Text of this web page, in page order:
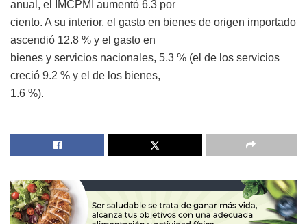
anual, el IMCPMI aumentó 6.3 por
ciento. A su interior, el gasto en bienes de origen importado
ascendió 12.8 % y el gasto en
bienes y servicios nacionales, 5.3 % (el de los servicios
creció 9.2 % y el de los bienes,
1.6 %).